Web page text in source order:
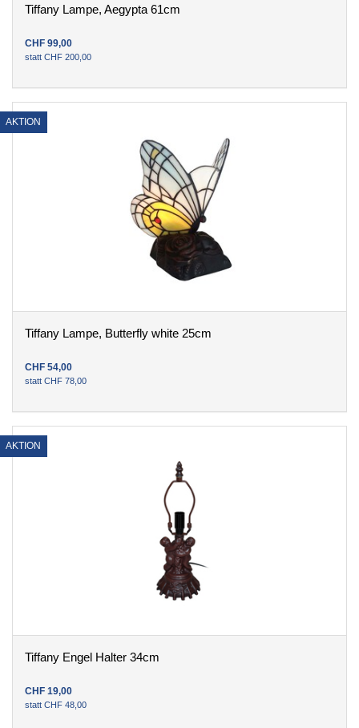
Tiffany Lampe, Aegypta 61cm
CHF 99,00
statt CHF 200 00
Tiffany Lampe, Butterfly white 25cm
CHF 54,00
statt CHF 78 00
AKTION
Tiffany Engel Halter 34cm
CHF 19,00
statt CHF 48 00
AKTION